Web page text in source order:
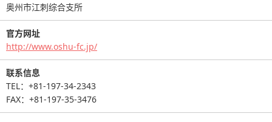
奥州市江刺综合支所
官方网址
http://www.oshu-fc.jp/
联系信息
TEL：+81-197-34-2343
FAX：+81-197-35-3476